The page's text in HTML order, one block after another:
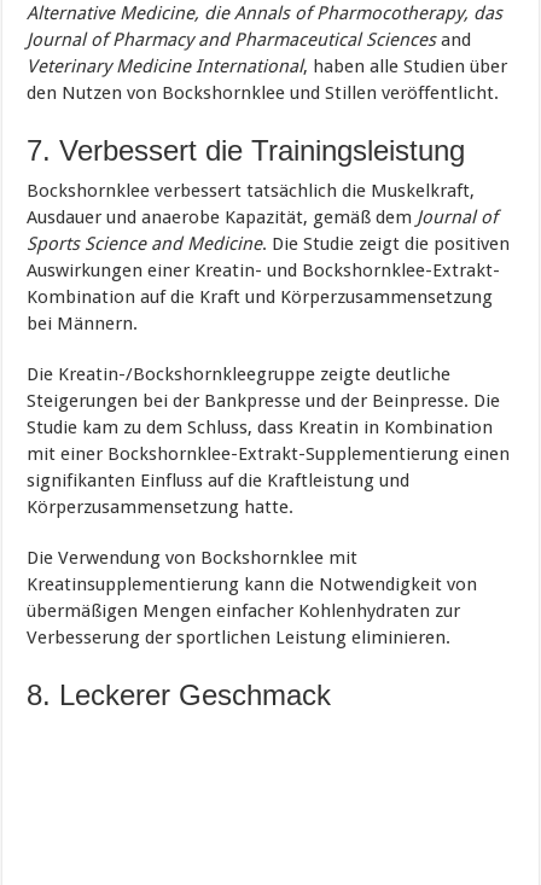
Alternative Medicine, die Annals of Pharmocotherapy, das
Journal of Pharmacy and Pharmaceutical Sciencesand
Veterinary Medicine International, haben alle Studien über
den Nutzen von Bockshornklee und Stillen veröffentlicht.
7. Verbessert die Trainingsleistung
Bockshornklee verbessert tatsächlich die Muskelkraft,
Ausdauer und anaerobe Kapazität, gemäß dem Journal of
Sports Science and Medicine. Die Studie zeigt die positiven
Auswirkungen einer Kreatin- und Bockshornklee-Extrakt-
Kombination auf die Kraft und Körperzusammensetzung
bei Männern.
Die Kreatin-/Bockshornkleegruppe zeigte deutliche
Steigerungen bei der Bankpresse und der Beinpresse. Die
Studie kam zu dem Schluss, dass Kreatin in Kombination
mit einer Bockshornklee-Extrakt-Supplementierung einen
signifikanten Einfluss auf die Kraftleistung und
Körperzusammensetzung hatte.
Die Verwendung von Bockshornklee mit
Kreatinsupplementierung kann die Notwendigkeit von
übermäßigen Mengen einfacher Kohlenhydraten zur
Verbesserung der sportlichen Leistung eliminieren.
8. Leckerer Geschmack